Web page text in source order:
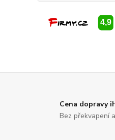
Cena dopravy
Bez překvapení